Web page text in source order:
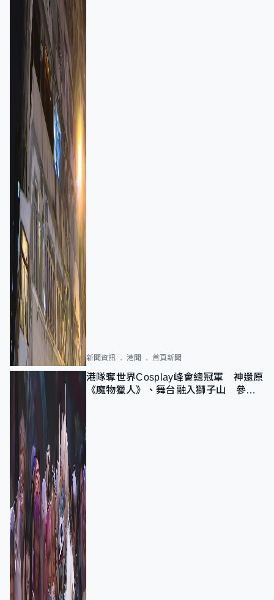
新聞資訊 港聞 首頁新聞
港隊奪世界Cosplay峰會總冠軍 神還原
《魔物獵人》、舞台融入獅子山 參賽